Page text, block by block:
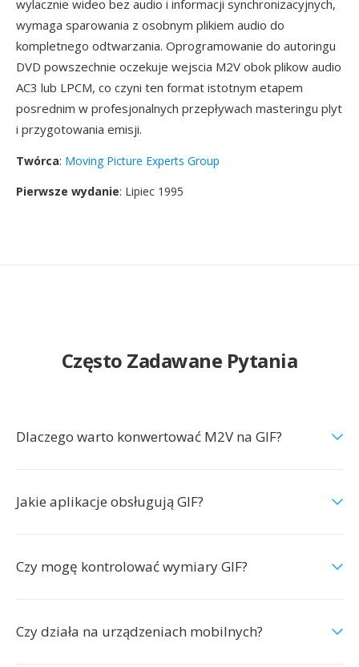
wylacznie wideo bez audio i informacji synchronizacyjnych,
wymaga sparowania z osobnym plikiem audio do
kompletnego odtwarzania. Oprogramowanie do autoringu
DVD powszechnie oczekuje wejscia M2V obok plikow audio
AC3 lub LPCM, co czyni ten format istotnym etapem
posrednim w profesjonalnych przepływach masteringu plyt
i przygotowania emisji.
Twórca: Moving Picture Experts Group
Pierwsze wydanie: Lipiec 1995
Często Zadawane Pytania
Dlaczego warto konwertować M2V na GIF?
Jakie aplikacje obsługują GIF?
Czy mogę kontrolować wymiary GIF?
Czy działa na urządzeniach mobilnych?